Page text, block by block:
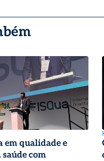
em qualidade e
saúde com